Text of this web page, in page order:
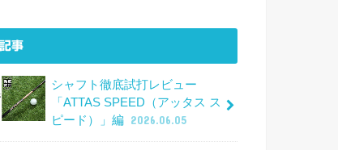
事
シャフト徹底試打レビュー
「ATTAS SPEED（アッタス ス
ピード）」編 2026.06.05